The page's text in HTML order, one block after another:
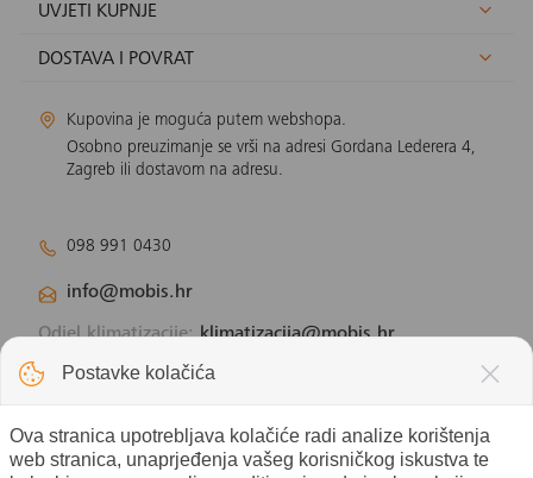
UVJETI KUPNJE
DOSTAVA I POVRAT
Kupovina je moguća putem webshopa.
Osobno preuzimanje se vrši na adresi Gordana Lederera 4,
Zagreb ili dostavom na adresu.
098 991 0430
info@mobis.hr
Odjel klimatizacije:klimatizacija@mobis.hr
Odjel solarnih panela:
Postavke kolačića
Ova stranica upotrebljava kolačiće radi analize korištenja
web stranica, unaprjeđenja vašeg korisničkog iskustva te